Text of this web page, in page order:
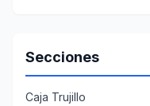
Secciones
Caja Trujillo